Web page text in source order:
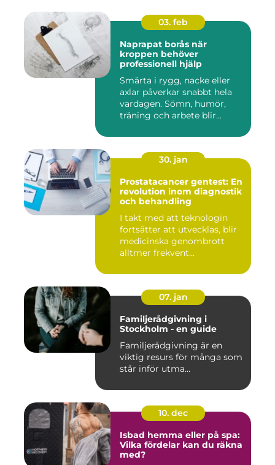
03. feb
Naprapat borås när
kroppen behöver
professionell hjälp
Smärta i rygg, nacke eller
axlar påverkar snabbt hela
vardagen. Sömn, humör,
träning och arbete blir...
30. jan
Prostatacancer gentest: En
revolution inom diagnostik
och behandling
I takt med att teknologin
fortsätter att utvecklas, blir
medicinska genombrott
alltmer frekvent...
07. jan
Familjerådgivning i
Stockholm - en guide
Familjerådgivning är en
viktig resurs för många som
står inför utma...
10. dec
Isbad hemma eller på spa:
Vilka fördelar kan du räkna
med?